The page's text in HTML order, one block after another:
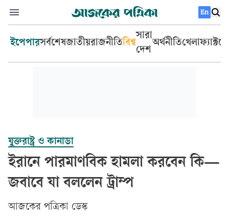
En
ইপেপারসর্বশেষজাতীয়রাজনীতিবিশ্ব
সারা
দেশ
অর্থনীতিখেলা
যুক্তরাষ্ট্র ও কানাডা
ইরানে পারমাণবিক হামলা করবেন কি—
জবাবে যা বললেন ট্রাম্প
আজকের পত্রিকা ডেস্ক­